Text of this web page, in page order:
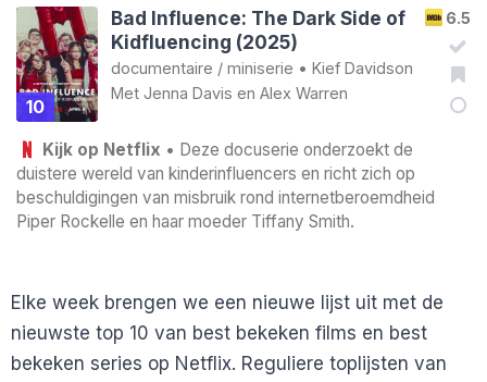
10
6.5
Bad Influence: The Dark Side of
Kidfluencing (2025)
documentaire / miniserie • Kief Davidson
Met Jenna Davis en Alex Warren
Kijk op Netflix • Deze docuserie onderzoekt de
duistere wereld van kinderinfluencers en richt zich op
beschuldigingen van misbruik rond internetberoemdheid
Piper Rockelle en haar moeder Tiffany Smith.
Elke week brengen we een nieuwe lijst uit met de
nieuwste top 10 van best bekeken films en best
bekeken series op Netflix. Reguliere toplijsten van